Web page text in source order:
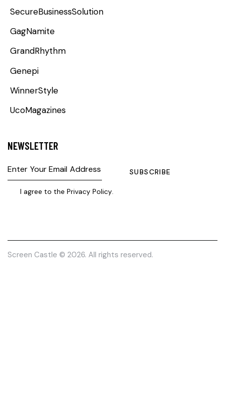
SecureBusinessSolution
GagNamite
GrandRhythm
Genepi
WinnerStyle
UcoMagazines
NEWSLETTER
SUBSCRIBE
I agree to thePrivacy Policy.
Screen Castle © 2026. All rights reserved.